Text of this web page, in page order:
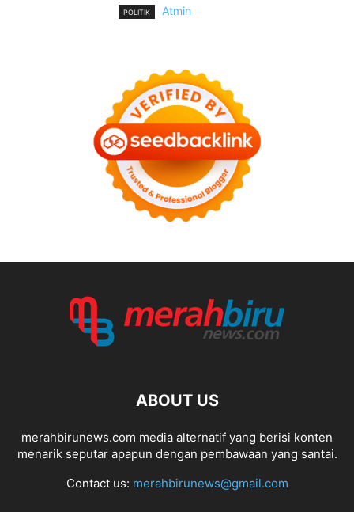
POLITIK Atmin
ABOUT US
merahbirunews.com media alternatif yang berisi konten
menarik seputar apapun dengan pembawaan yang santai.
Contact us: merahbirunews@gmail.com